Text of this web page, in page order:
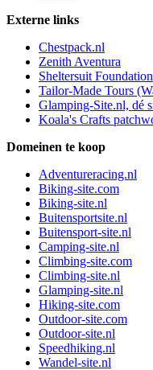
Externe links
Chestpack.nl
Zenith Aventura
Sheltersuit Foundation
Tailor-Made Tours
Glamping-Site.nl, dé
Koala's Crafts
Domeinen te koop
Adventureracing.nl
Biking-site.com
Biking-site.nl
Buitensportsite.nl
Buitensport-site.nl
Camping-site.nl
Climbing-site.com
Climbing-site.nl
Glamping-site.nl
Hiking-site.com
Outdoor-site.com
Outdoor-site.nl
Speedhiking.nl
Wandel-site.nl